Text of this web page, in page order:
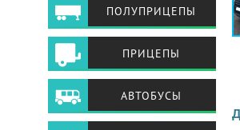
ПОЛУПРИЦЕПЫ
ПРИЦЕПЫ
АВТОБУСЫ